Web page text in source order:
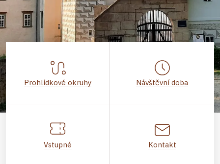
Prohlídkové okruhy Návštěvní doba
Vstupné Kontakt